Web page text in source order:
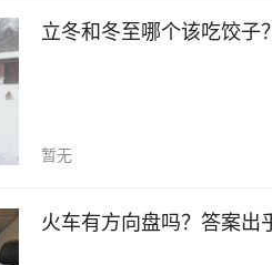
立冬和冬至哪个该吃饺子
暂无
火车有方向盘吗？答案出